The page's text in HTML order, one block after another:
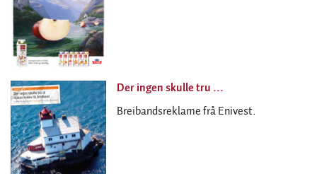
Der ingen skulle tru ...
Breibandsreklame frå Enivest.